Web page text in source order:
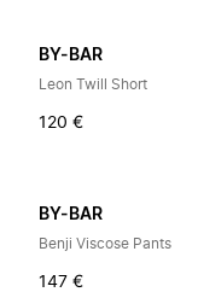
BY-BAR
Leon Twill Short
120 €
BY-BAR
Benji Viscose Pants
147 €